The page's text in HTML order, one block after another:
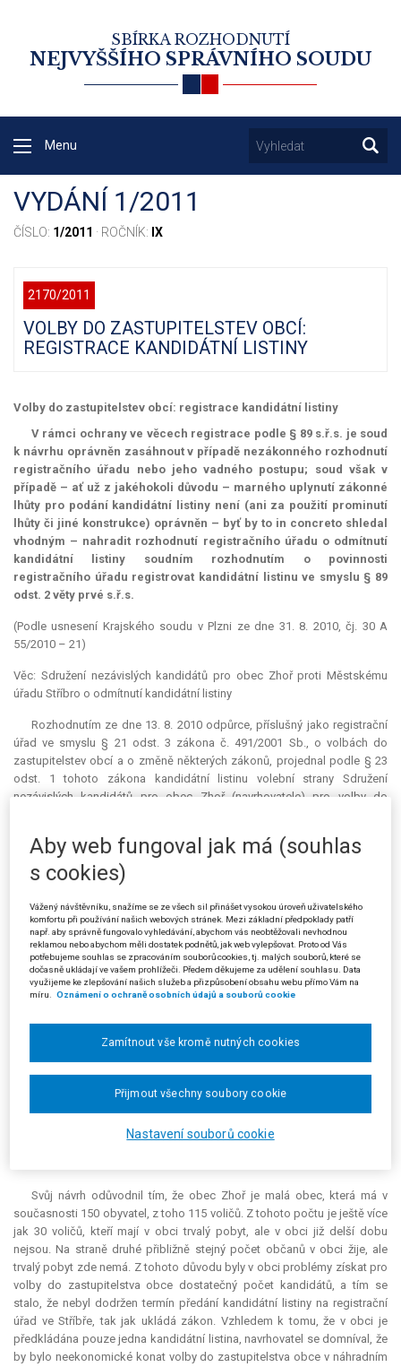
SBÍRKA ROZHODNUTÍ
NEJVYŠŠÍHO SPRÁVNÍHO SOUDU
Menu
VYDÁNÍ 1/2011
ČÍSLO: 1/2011 · ROČNÍK: IX
2170/2011
VOLBY DO ZASTUPITELSTEV OBCÍ:
REGISTRACE KANDIDÁTNÍ LISTINY
Volby do zastupitelstev obcí: registrace kandidátní listiny
V rámci ochrany ve věcech registrace podle § 89 s.ř.s. je soud
k návrhu oprávněn zasáhnout v případě nezákonného rozhodnutí
registračního úřadu nebo jeho vadného postupu; soud však v
případě – ať už z jakéhokoli důvodu – marného uplynutí zákonné
lhůty pro podání kandidátní listiny není (ani za použití prominutí
lhůty či jiné konstrukce) oprávněn – byť by to in concreto shledal
vhodným – nahradit rozhodnutí registračního úřadu o odmítnutí
kandidátní listiny soudním rozhodnutím o povinnosti
registračního úřadu registrovat kandidátní listinu ve smyslu § 89
odst. 2 věty prvé s.ř.s.
(Podle usnesení Krajského soudu v Plzni ze dne 31. 8. 2010, čj. 30 A
55/2010 – 21)
Věc: Sdružení nezávislých kandidátů pro obec Zhoř proti Městskému
úřadu Stříbro o odmítnutí kandidátní listiny
Rozhodnutím ze dne 13. 8. 2010 odpůrce, příslušný jako registrační
úřad ve smyslu § 21 odst. 3 zákona č. 491/2001 Sb., o volbách do
zastupitelstev obcí a o změně některých zákonů, projednal podle § 23
odst. 1 tohoto zákona kandidátní listinu volební strany Sdružení
nezávislých kandidátů pro obec Zhoř (navrhovatele) pro volby do
tak, že podle § 23 odst. 3 písm. b) citovaného zákona kandidátní listinu
navrhovatele odmítl s odkazem na § 21 odst. 3 téhož zákona.
Toto rozhodnutí odůvodnil registrační úřad tím, že navrhovatel podal
kandidátní listinu pro volby do zastupitelstva obce Zhoř konané ve dne
15. a 16. 10. 2010 opožděně – až dne 12. 8. 2010. Posledním dnem lhůty
pro podání kandidátní listiny byl přitom den 10. 8. 2010 do 16.00 hodin,
neboť podle § 21 odst. 3 zákona o volbách do zastupitelstev obcí se
podávají kandidátní listiny nejpozději 66 dnů přede dnem voleb do
zastupitelstva obce obecnímu úřadu; a to nejpozději do 16.00 hodin. S
kterého lhůty nelze prodloužit ani prominout jejich zmeškání, a úkon
musí být poslední den lhůty do 16.00 hodin učiněn u příslušného orgánu,
nezbylo než kandidátní listinu navrhovatele odmítnout.
Navrhovatel požádal návrhem podaným u Krajského soudu v Plzni o
vydání rozhodnutí, že Krajský soud v Plzni o vydání rozhodnutí, že
krajský soud povoluje dodatečnou registraci kandidátní listiny Sdružení
Svůj návrh odůvodnil tím, že obec Zhoř je malá obec, která má v
současnosti 150 obyvatel, z toho 115 voličů. Z tohoto počtu je ještě více
jak 30 voličů, kteří mají v obci trvalý pobyt, ale v obci již delší dobu
nejsou. Na straně druhé přibližně stejný počet občanů v obci žije, ale
trvalý pobyt zde nemá. Z tohoto důvodu byly v obci problémy získat pro
volby do zastupitelstva obce dostatečný počet kandidátů, a tím se
stalo, že nebyl dodržen termín předání kandidátní listiny na registrační
úřad ve Stříbře, tak jak ukládá zákon. Vzhledem k tomu, že v obci je
předkládána pouze jedna kandidátní listina, navrhovatel se domníval, že
by bylo neekonomické konat volby do zastupitelstva obce v náhradním
Aby web fungoval jak má (souhlas
s cookies)
Vážený návštěvníku, snažíme se ze všech sil přinášet vysokou úroveň uživatelského
komfortu při používání našich webových stránek. Mezi základní předpoklady patří
např. aby správně fungovalo vyhledávání, abychom vás neobtěžovali nevhodnou
reklamou nebo abychom měli dostatek podnětů, jak web vylepšovat. Proto od Vás
potřebujeme souhlas se zpracováním souborů cookies, tj. malých souborů, které se
dočasně ukládají ve vašem prohlížeči. Předem děkujeme za udělení souhlasu. Data
využijeme ke zlepšování našich služeb a přizpůsobení obsahu webu přímo Vám na
míru. Oznámení o ochraně osobních údajů a souborů cookie
Nastavení souborů cookie
Zamítnout vše kromě nutných cookies
Přijmout všechny soubory cookie